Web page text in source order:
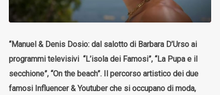
“Manuel & Denis Dosio: dal salotto di Barbara D’Urso ai
programmi televisivi “L’isola dei Famosi”, “La Pupa e il
secchione”, “On the beach”. Il percorso artistico dei due
famosi Influencer & Youtuber che si occupano di moda,